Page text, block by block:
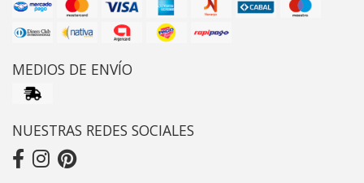
MEDIOS DE ENVÍO
NUESTRAS REDES SOCIALES